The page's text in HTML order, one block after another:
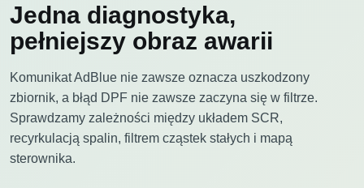
Jedna diagnostyka,
pełniejszy obraz awarii
Komunikat AdBlue nie zawsze oznacza uszkodzony
zbiornik, a błąd DPF nie zawsze zaczyna się w filtrze.
Sprawdzamy zależności między układem SCR,
recyrkulacją spalin, filtrem cząstek stałych i mapą
sterownika.